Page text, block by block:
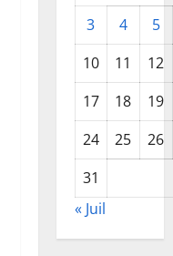
3 4
5
10
11
12
17
18
19
24
25
26
31
« Juil